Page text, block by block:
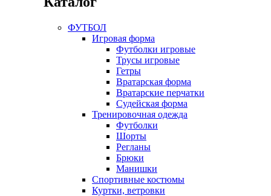
ФУТБОЛ
Игровая форма
Футболки игровые
Трусы игровые
Гетры
Вратарская форма
Вратарские перчатки
Судейская форма
Тренировочная одежда
Футболки
Шорты
Регланы
Брюки
Манишки
Спортивные костюмы
Куртки, ветровки